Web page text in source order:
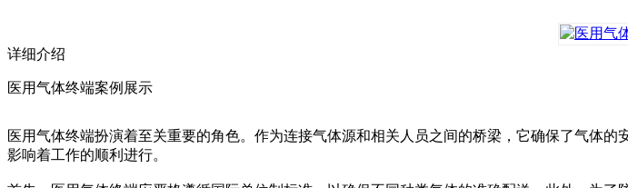
详细介绍
医用气体终端案例展示
医用气体终端扮演着至关重要的角色。作为连接气体源和相关人员之间的桥梁，它确保了气体
影响着工作的顺利进行。